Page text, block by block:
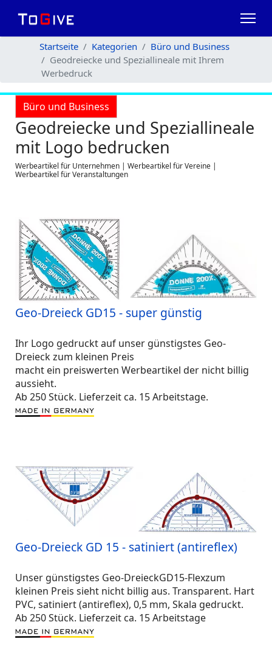
Startseite Kategorien
Büro und Business
Geodreiecke und Speziallineale mit Ihrem
Werbedruck
Büro und Business
Geodreiecke und Speziallineale
mit Logo bedrucken
Werbeartikel für Unternehmen | Werbeartikel für Vereine |
Werbeartikel für Veranstaltungen
Geo-Dreieck GD15 - super günstig
Ihr Logo gedruckt auf unser günstigstes Geo-
Dreieck zum kleinen Preis
macht ein preiswerten Werbeartikel der nicht billig
aussieht.
Ab 250 Stück. Lieferzeit ca. 15 Arbeitstage.
Geo-Dreieck GD 15 - satiniert (antireflex)
Unser günstigstes Geo-DreieckGD15-Flexzum
kleinen Preis sieht nicht billig aus. Transparent. Hart
PVC, satiniert (antireflex), 0,5 mm, Skala gedruckt.
Ab 250 Stück. Lieferzeit ca. 15 Arbeitstage